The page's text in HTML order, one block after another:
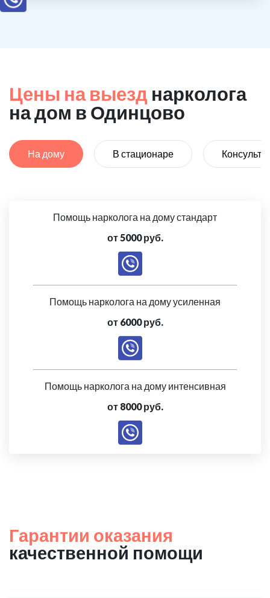
Цены на выезд нарколога
на дом в Одинцово
На дому В стационаре
Помощь нарколога на дому стандарт
от 5000 руб.
Помощь нарколога на дому усиленная
от 6000 руб.
Помощь нарколога на дому интенсивная
от 8000 руб.
Гарантии оказания
качественной помощи